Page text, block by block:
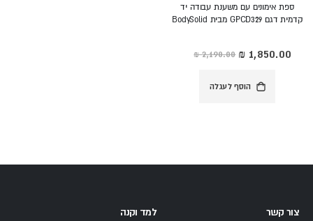
ספת אימונים עם משענת עבודה יד
קדמית דגם GPCD329 מבית BodySolid
‏2,190.00 ₪ מחיר
מיוחד
הוסף לעגלה
צור קשר
למד וקנה